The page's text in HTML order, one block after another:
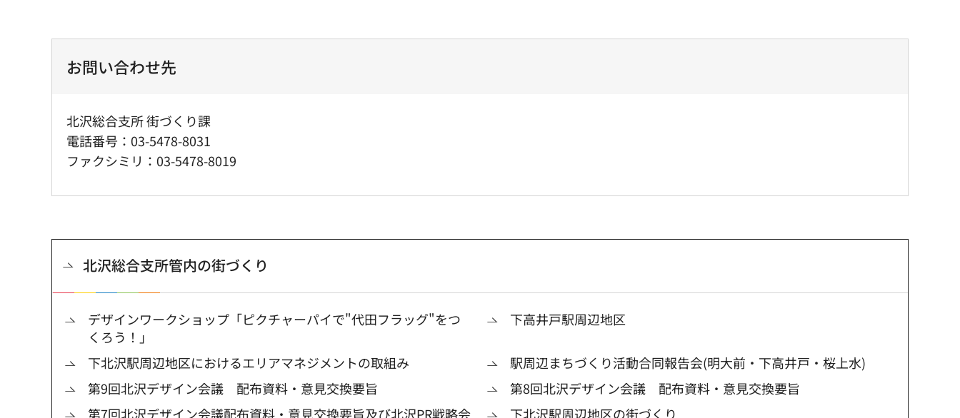
お問い合わせ先
北沢総合支所 街づくり課
電話番号：03-5478-8031
ファクシミリ：03-5478-8019
北沢総合支所管内の街づくり
デザインワークショップ「ピクチャーパイで"代田フラッグ"をつ
くろう！」
下高井戸駅周辺地区
下北沢駅周辺地区におけるエリアマネジメントの取組み
駅周辺まちづくり活動合同報告会(明大前・下高井戸・桜上水)
第9回北沢デザイン会議 配布資料・意見交換要旨
第8回北沢デザイン会議 配布資料・意見交換要旨
第7回北沢デザイン会議配布資料・意見交換要旨及び北沢PR戦略会
下北沢駅周辺地区の街づくり